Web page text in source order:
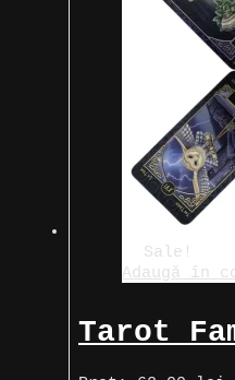
Sale!
Adaugă în
Tarot